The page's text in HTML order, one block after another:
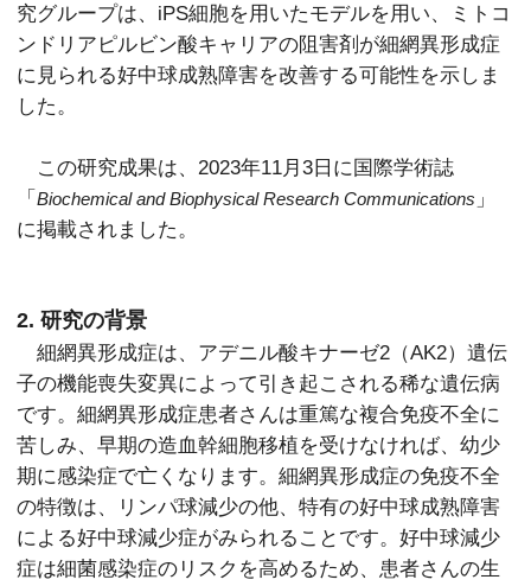
究グループは、iPS細胞を用いたモデルを用い、ミトコ
ンドリアピルビン酸キャリアの阻害剤が細網異形成症
に見られる好中球成熟障害を改善する可能性を示しま
した。
この研究成果は、2023年11月3日に国際学術誌
「Biochemical and Biophysical Research Communications 」
に掲載されました。
2. 研究の背景
細網異形成症は、アデニル酸キナーゼ2（AK2）遺伝
子の機能喪失変異によって引き起こされる稀な遺伝病
です。細網異形成症患者さんは重篤な複合免疫不全に
苦しみ、早期の造血幹細胞移植を受けなければ、幼少
期に感染症で亡くなります。細網異形成症の免疫不全
の特徴は、リンパ球減少の他、特有の好中球成熟障害
による好中球減少症がみられることです。好中球減少
症は細菌感染症のリスクを高めるため、患者さんの生